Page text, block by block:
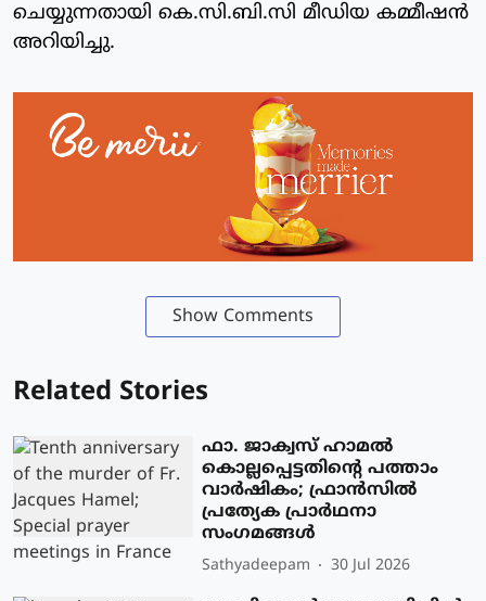
ചെയ്യുന്നതായി കെ.സി.ബി.സി മീഡിയ കമ്മീഷൻ
അറിയിച്ചു.
Show Comments
Related Stories
ഫാ. ജാക്വസ് ഹാമല്‍
കൊല്ലപ്പെട്ടതിന്റെ പത്താം
വാര്‍ഷികം; ഫ്രാന്‍സില്‍
പ്രത്യേക പ്രാർഥനാ
സംഗമങ്ങള്‍
Sathyadeepam 30 Jul 2026